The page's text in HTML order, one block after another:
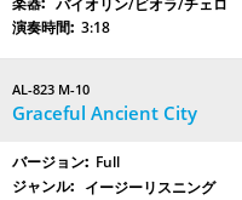
バイオリン/ビオラ/チェロ
3:18
AL-823 M-10
Graceful Ancient City
Full
イージーリスニング